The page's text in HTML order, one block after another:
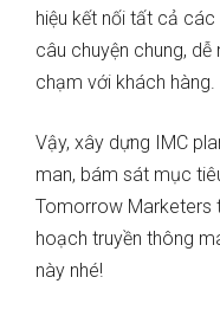
hiệu kết nối tất cả
câu chuyện chung,
chạm với khách hàng.
Vậy, xây dựng IMC
man, bám sát mục
Tomorrow Marketers
hoạch truyền thông
này nhé!